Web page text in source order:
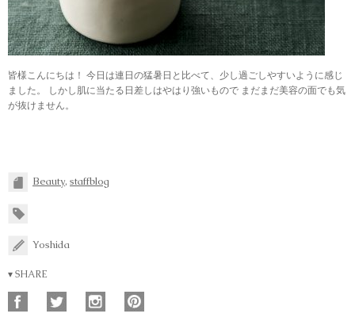
皆様こんにちは！ 今日は連日の猛暑日と比べて、少し過ごしやすいように感じ
ました。 しかし肌に当たる日差しはやはり強いもので まだまだ美容の面でも気
が抜けません。
Beauty, staffblog
Yoshida
▾ SHARE